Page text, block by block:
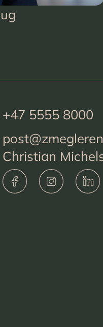
+47 5555 8000
Christian